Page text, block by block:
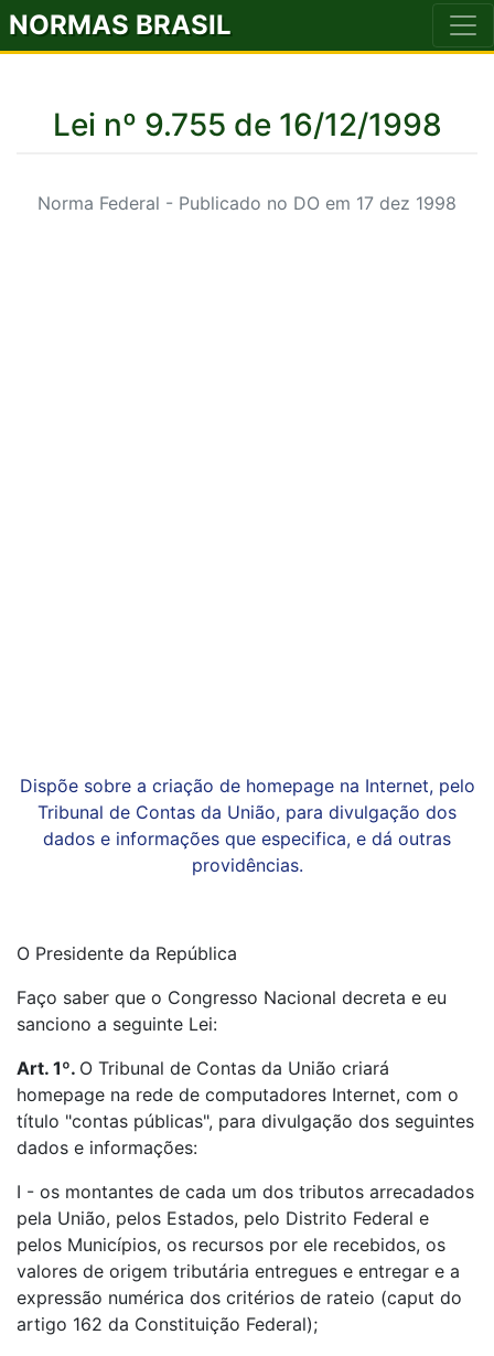
NORMAS BRASIL
Lei nº 9.755 de 16/12/1998
Norma Federal - Publicado no DO em 17 dez 1998
Dispõe sobre a criação de homepage na Internet, pelo
Tribunal de Contas da União, para divulgação dos
dados e informações que especifica, e dá outras
providências.
O Presidente da República
Faço saber que o Congresso Nacional decreta e eu
sanciono a seguinte Lei:
Art. 1º. O Tribunal de Contas da União criará
homepage na rede de computadores Internet, com o
título "contas públicas", para divulgação dos seguintes
dados e informações:
I - os montantes de cada um dos tributos arrecadados
pela União, pelos Estados, pelo Distrito Federal e
pelos Municípios, os recursos por ele recebidos, os
valores de origem tributária entregues e entregar e a
expressão numérica dos critérios de rateio (caput do
artigo 162 da Constituição Federal);